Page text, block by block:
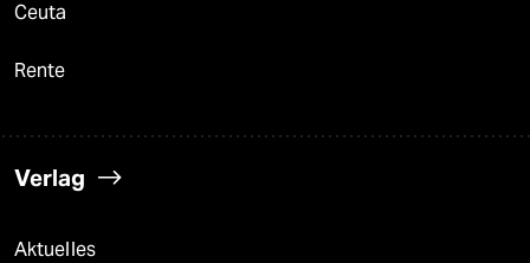
Ceuta
Rente
Verlag
Aktuelles